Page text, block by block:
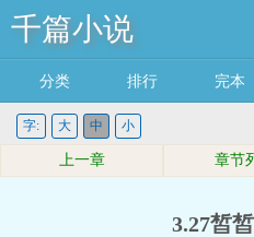
千篇小说
分类 排行 完本
字: 大 中 小
上一章 章节
3.27皙